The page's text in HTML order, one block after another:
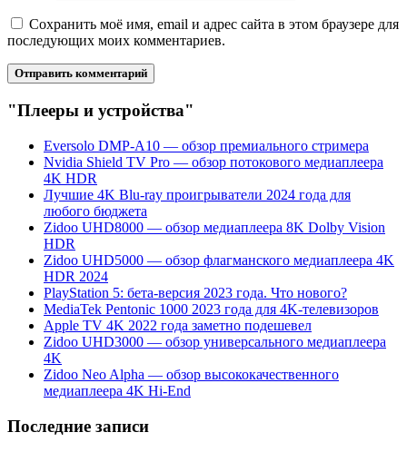
Сохранить моё имя, email и адрес сайта в этом браузере для
последующих моих комментариев.
"Плееры и устройства"
Eversolo DMP-A10 — обзор премиального стримера
Nvidia Shield TV Pro — обзор потокового медиаплеера
4K HDR
Лучшие 4K Blu-ray проигрыватели 2024 года для
любого бюджета
Zidoo UHD8000 — обзор медиаплеера 8K Dolby Vision
HDR
Zidoo UHD5000 — обзор флагманского медиаплеера 4K
HDR 2024
PlayStation 5: бета-версия 2023 года. Что нового?
MediaTek Pentonic 1000 2023 года для 4K-телевизоров
Apple TV 4K 2022 года заметно подешевел
Zidoo UHD3000 — обзор универсального медиаплеера
4K
Zidoo Neo Alpha — обзор высококачественного
медиаплеера 4K Hi-End
Последние записи